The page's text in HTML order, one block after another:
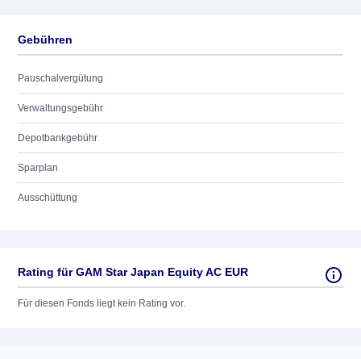
Gebühren
Pauschalvergütung
Verwaltungsgebühr
Depotbankgebühr
Sparplan
Ausschüttung
Rating für GAM Star Japan Equity AC EUR
Für diesen Fonds liegt kein Rating vor.